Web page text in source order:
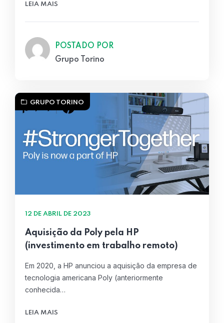
LEIA MAIS
POSTADO POR
Grupo Torino
GRUPO TORINO
12 DE ABRIL DE 2023
Aquisição da Poly pela HP
(investimento em trabalho remoto)
Em 2020, a HP anunciou a aquisição da empresa de
tecnologia americana Poly (anteriormente
conhecida…
LEIA MAIS